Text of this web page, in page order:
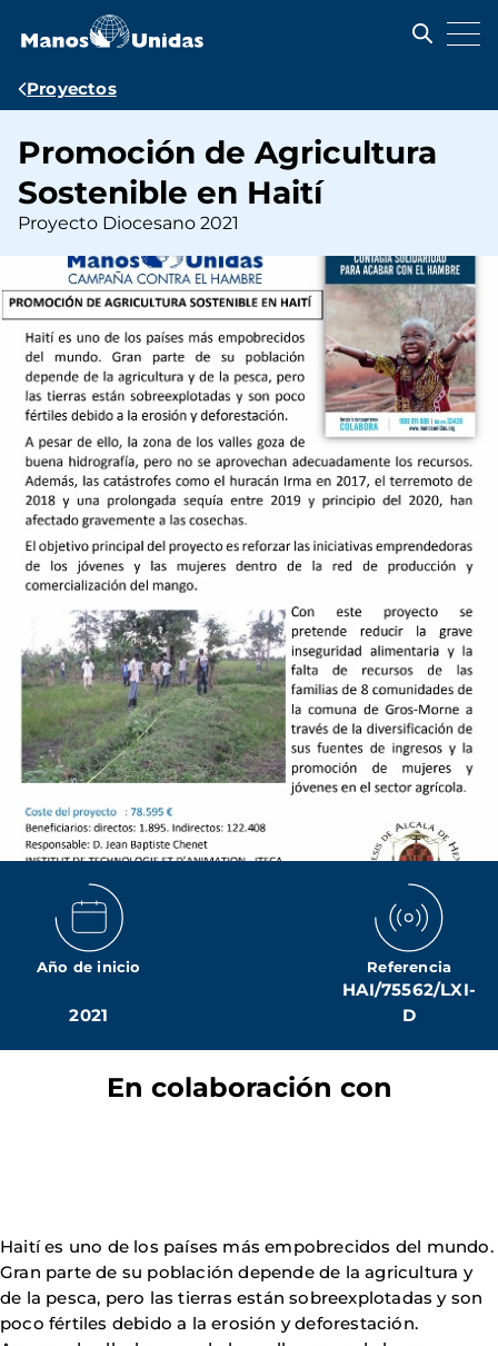
contenido
Ruta
navegación
Proyectos
Promoción de Agricultura
Sostenible en Haití
Proyecto Diocesano 2021
Año de inicio
2021
Referencia
HAI/75562/LXI-
D
En colaboración con
Haití es uno de los países más empobrecidos del mundo.
Gran parte de su población depende de la agricultura y
de la pesca, pero las tierras están sobreexplotadas y son
poco fértiles debido a la erosión y deforestación.